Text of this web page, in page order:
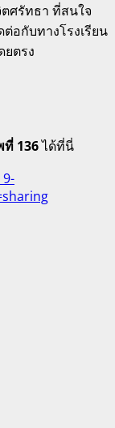
ศรัทธา ที่สนใจ
อกับทางโรงเรียน
ตรง
ที่ 136ได้ที่นี่